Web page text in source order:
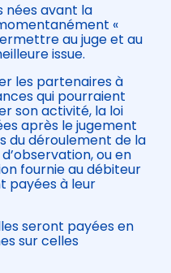
nées avant la
«
au juge et au
issue.
les partenaires à
qui pourraient
son activité, la loi
après le jugement
du déroulement de la
ou en
fournie au débiteur
payées à leur
seront payées en
sur celles